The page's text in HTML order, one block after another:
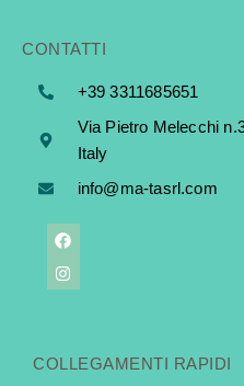
CONTATTI
+39 3311685651
Via Pietro Melecchi
Italy
info@ma-tasrl.com
COLLEGAMENTI RAPIDI